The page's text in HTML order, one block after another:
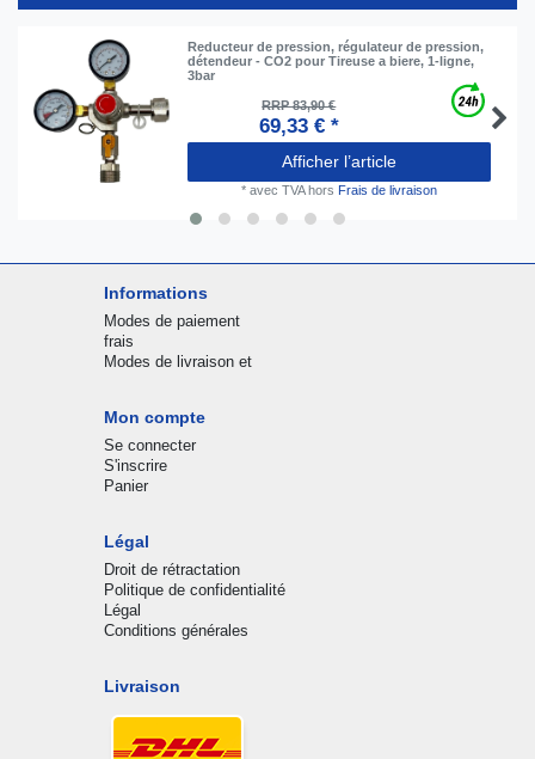
Reducteur de pression, régulateur de pression,
détendeur - CO2 pour Tireuse a biere, 1-ligne,
3bar
RRP 83,90 €
69,33 € *
Afficher l’article
* avec TVAhors Frais de livraison
Informations
Modes de paiement
frais
Modes de livraison et
Mon compte
Se connecter
S'inscrire
Panier
Légal
Droit de rétractation
Politique de confidentialité
Légal
Conditions générales
Livraison